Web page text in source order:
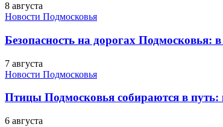
8 августа
Новости Подмосковья
Безопасность на дорогах Подмосковья:
7 августа
Новости Подмосковья
Птицы Подмосковья собираются в путь:
6 августа